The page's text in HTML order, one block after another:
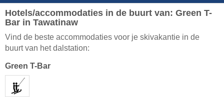
Hotels/accommodaties in de buurt van: Green T-
Bar in Tawatinaw
Vind de beste accommodaties voor je skivakantie in de
buurt van het dalstation:
Green T-Bar